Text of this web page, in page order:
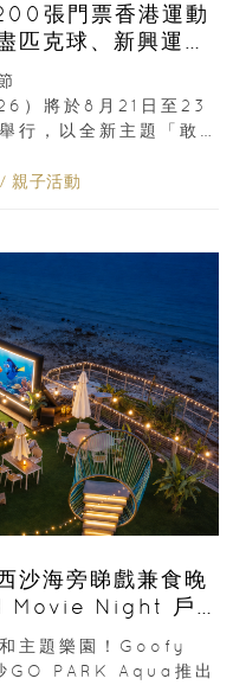
張門票香港運動
匹克球、新興運
展覽
）將於8月21日至23
行，以全新主題「敢
/ 親子活動
沙海旁睇戲兼食晚
Movie Night 戶
主題樂園！Goofy
PARK Aqua推出